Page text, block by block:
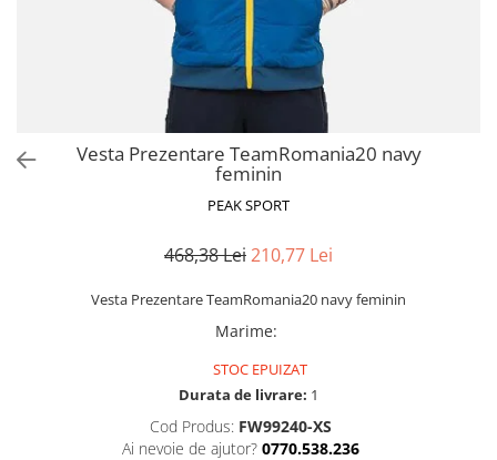
Vesta Prezentare TeamRomania20 navy
feminin
PEAK SPORT
468,38 Lei210,77 Lei
Vesta Prezentare TeamRomania20 navy feminin
Marime:
STOC EPUIZAT
Durata de livrare: 1
Cod Produs: FW99240-XS
Ai nevoie de ajutor? 0770.538.236